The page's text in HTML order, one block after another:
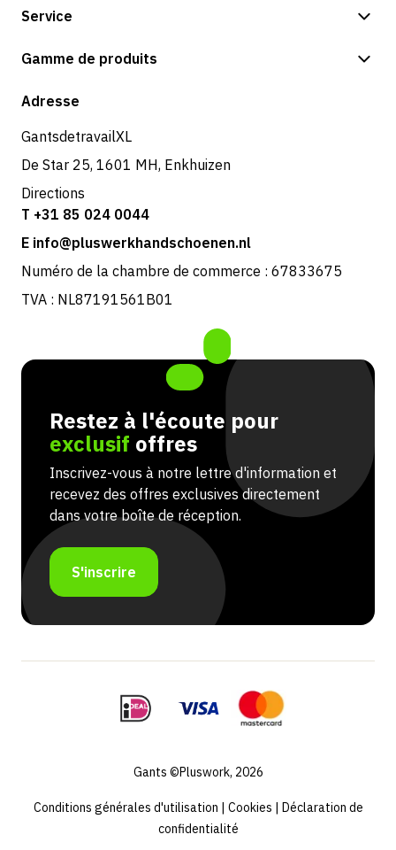
Service
Options de paiement
Retours et service
Gamme de produits
Boutique
Adresse
GantsdetravailXL
De Star 25, 1601 MH, Enkhuizen
Directions
T +31 85 024 0044
E info@pluswerkhandschoenen.nl
Numéro de la chambre de commerce : 67833675
TVA : NL87191561B01
Restez à l'écoute pour
exclusif offres
Inscrivez-vous à notre lettre d'information et
recevez des offres exclusives directement
dans votre boîte de réception.
S'inscrire
Gants ©Pluswork, 2026
Conditions générales d'utilisation | Cookies | Déclaration de
confidentialité